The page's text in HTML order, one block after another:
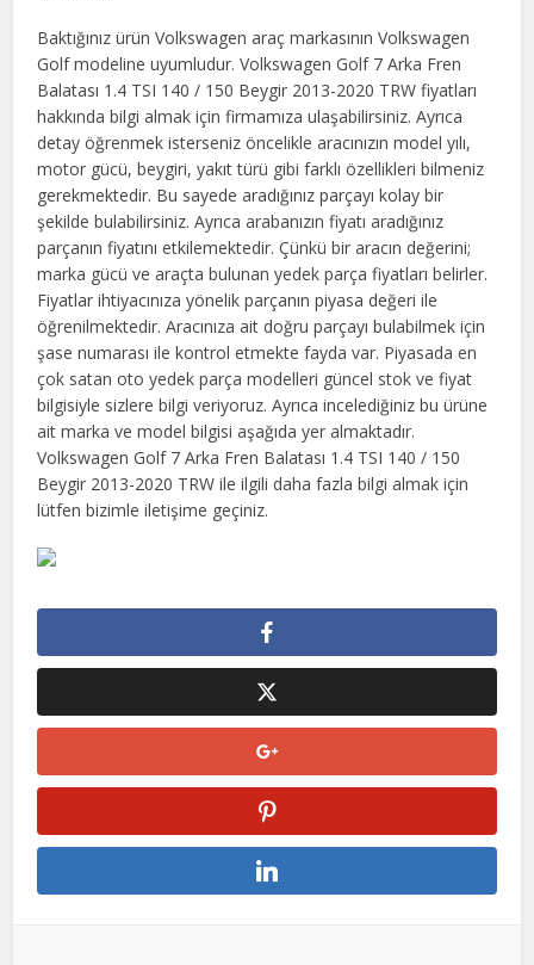
Baktığınız ürün Volkswagen araç markasının Volkswagen
Golf modeline uyumludur. Volkswagen Golf 7 Arka Fren
Balatası 1.4 TSI 140 / 150 Beygir 2013-2020 TRW fiyatları
hakkında bilgi almak için firmamıza ulaşabilirsiniz. Ayrıca
detay öğrenmek isterseniz öncelikle aracınızın model yılı,
motor gücü, beygiri, yakıt türü gibi farklı özellikleri bilmeniz
gerekmektedir. Bu sayede aradığınız parçayı kolay bir
şekilde bulabilirsiniz. Ayrıca arabanızın fiyatı aradığınız
parçanın fiyatını etkilemektedir. Çünkü bir aracın değerini;
marka gücü ve araçta bulunan yedek parça fiyatları belirler.
Fiyatlar ihtiyacınıza yönelik parçanın piyasa değeri ile
öğrenilmektedir. Aracınıza ait doğru parçayı bulabilmek için
şase numarası ile kontrol etmekte fayda var. Piyasada en
çok satan oto yedek parça modelleri güncel stok ve fiyat
bilgisiyle sizlere bilgi veriyoruz. Ayrıca incelediğiniz bu ürüne
ait marka ve model bilgisi aşağıda yer almaktadır.
Volkswagen Golf 7 Arka Fren Balatası 1.4 TSI 140 / 150
Beygir 2013-2020 TRW ile ilgili daha fazla bilgi almak için
lütfen bizimle iletişime geçiniz.